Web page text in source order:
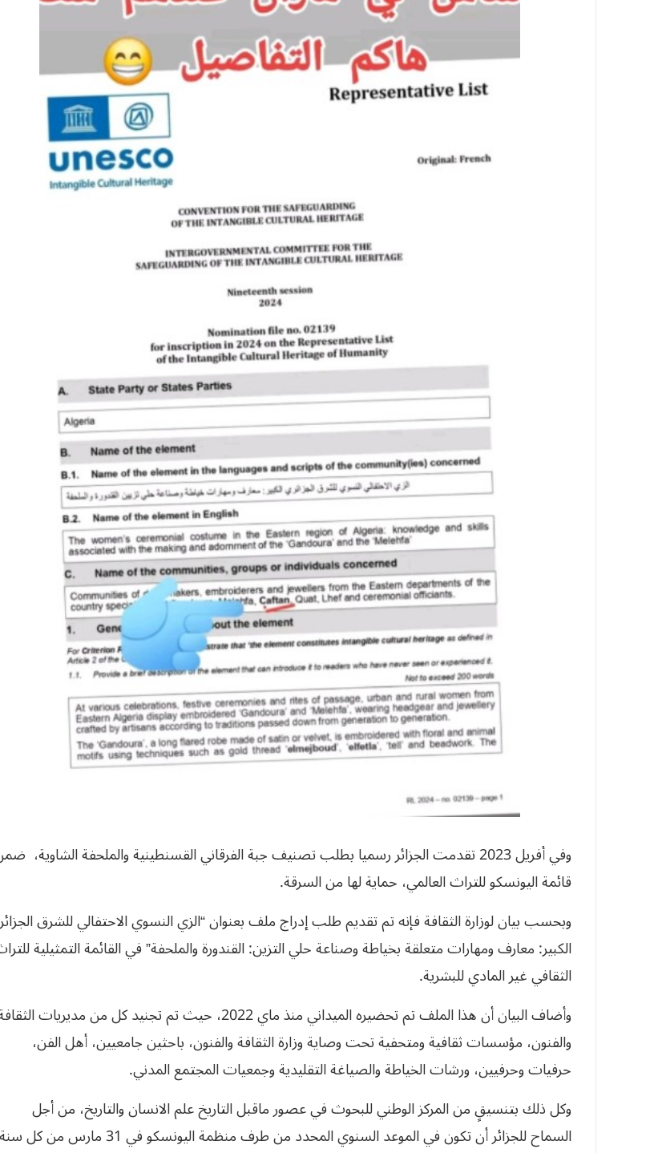
وفي أفريل 2023 تقدمت الجزائر رسميا بطلب تصنيف جبة الفرقاني القسنطينية والملحفة الشاوية،
قائمة اليونسكو للتراث العالمي، حماية لها من السرقة.
وبحسب بيان لوزارة الثقافة فإنه تم تقديم طلب إدراج ملف بعنوان “الزي النسوي الاحتفالي للشرق
الكبير: معارف ومهارات متعلقة بخياطة وصناعة حلي التزين: القندورة والملحفة” في القائمة التمثيلية
الثقافي غير المادي للبشرية.
وأضاف البيان أن هذا الملف تم تحضيره الميداني منذ ماي 2022، حيث تم تجنيد كل من مديريات
والفنون، مؤسسات ثقافية ومتحفية تحت وصاية وزارة الثقافة والفنون، باحثين جامعيين، أهل الفن،
حرفيات وحرفيين، ورشات الخياطة والصياغة التقليدية وجمعيات المجتمع المدني.
وكل ذلك بتنسيقٍ من المركز الوطني للبحوث في عصور ماقبل التاريخ علم الانسان والتاريخ، من أجل
السماح للجزائر أن تكون في الموعد السنوي المحدد من طرف منظمة اليونسكو في 31 مارس من كل سنة.